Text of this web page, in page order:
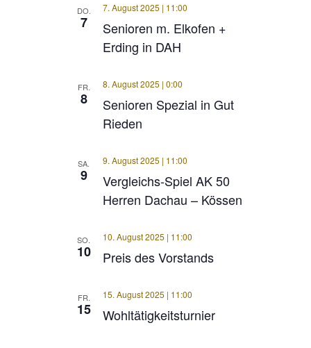
DO.
7
Senioren m. Elkofen +
Erding in DAH
7. August 2025 | 11:00
FR.
8
Senioren Spezial in Gut
Rieden
8. August 2025 | 0:00
SA.
9
Vergleichs-Spiel AK 50
Herren Dachau – Kössen
9. August 2025 | 11:00
SO.
10 Preis des Vorstands
10. August 2025 | 11:00
FR.
15 Wohltätigkeitsturnier
15. August 2025 | 11:00